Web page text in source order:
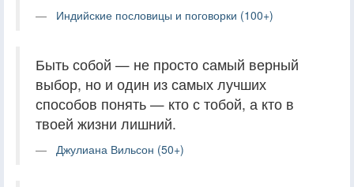
Индийские пословицы и поговорки (100+)
Быть собой — не просто самый верный
выбор, но и один из самых лучших
способов понять — кто с тобой, а кто в
твоей жизни лишний.
Джулиана Вильсон (50+)